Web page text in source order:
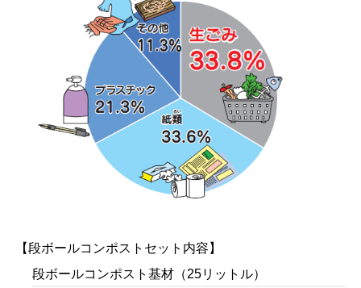
【段ボールコンポストセット内容】
段ボールコンポスト基材（25リットル）